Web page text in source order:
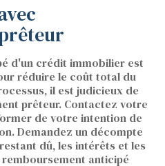
d'un crédit immobilier est
réduire le coût total du
il est judicieux de
prêteur. Contactez votre
de votre intention de
Demandez un décompte
dû, les intérêts et les
anticipé